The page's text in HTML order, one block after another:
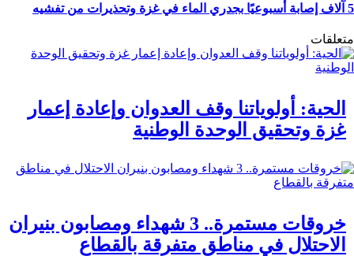
5 آلاف إصابة أسبوعيًا بجدري الماء في غزة وتحذيرات من تفشيه
متعلقات
الحية: أولوياتنا وقف العدوان وإعادة إعمار
غزة وتحقيق الوحدة الوطنية
خروقات مستمرة.. 3 شهداء ومصابون بنيران
الاحتلال في مناطق متفرقة بالقطاع